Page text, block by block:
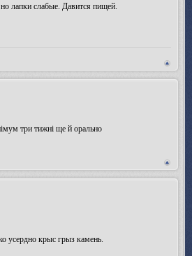
лапки слабые. Давится пищей.
три тижні ще й орально
усердно крыс грыз камень.